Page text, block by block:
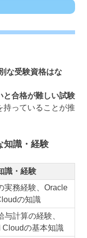
な受験資格はな
と合格が難しい試験
持っていることが推
知識・経験
識・経験
実務経験、Oracle
の知識
与計算の経験、
Cloudの基本知識